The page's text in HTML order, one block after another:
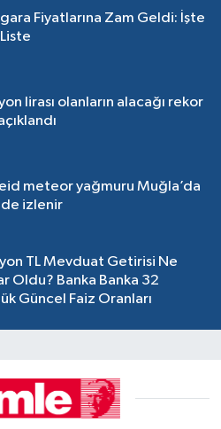
Fiyatlarına Zam Geldi: İşte
lirası olanların alacağı rekor
meteor yağmuru Muğla’da
izlenir
TL Mevduat Getirisi Ne
Oldu? Banka Banka 32
Güncel Faiz Oranları